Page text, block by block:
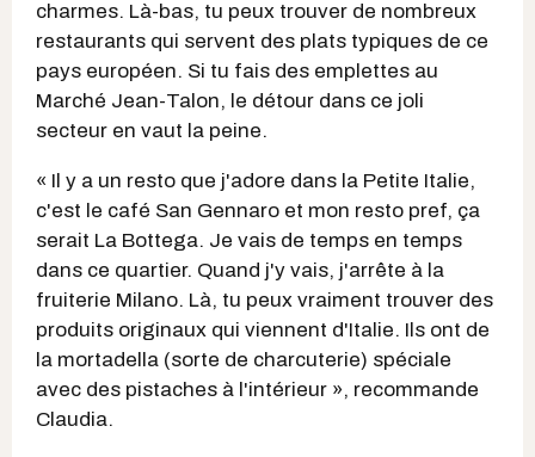
charmes. Là-bas, tu peux trouver de nombreux
restaurants qui servent des plats typiques de ce
pays européen. Si tu fais des emplettes au
Marché Jean-Talon, le détour dans ce joli
secteur en vaut la peine.
« Il y a un resto que j'adore dans la Petite Italie,
c'est le café San Gennaro et mon resto pref, ça
serait La Bottega. Je vais de temps en temps
dans ce quartier. Quand j'y vais, j'arrête à la
fruiterie Milano. Là, tu peux vraiment trouver des
produits originaux qui viennent d'Italie. Ils ont de
la mortadella (sorte de charcuterie) spéciale
avec des pistaches à l'intérieur », recommande
Claudia.